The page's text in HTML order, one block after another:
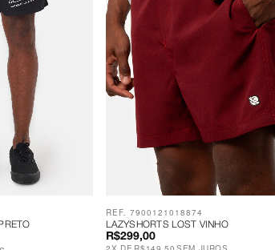
LAZYSHORTS LOST VINHO
R$299,00
REF. 7900121018874